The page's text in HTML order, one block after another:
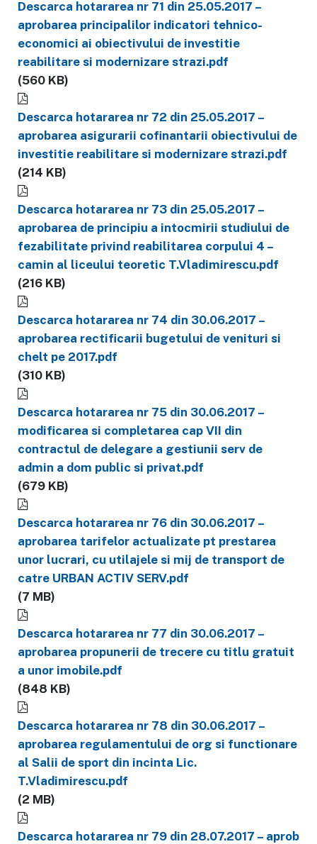
Descarca hotararea nr 71 din 25.05.2017 –
aprobarea principalilor indicatori tehnico-
economici ai obiectivului de investitie
reabilitare si modernizare strazi.pdf
(560 KB)
Descarca hotararea nr 72 din 25.05.2017 –
aprobarea asigurarii cofinantarii obiectivului de
investitie reabilitare si modernizare strazi.pdf
(214 KB)
Descarca hotararea nr 73 din 25.05.2017 –
aprobarea de principiu a intocmirii studiului de
fezabilitate privind reabilitarea corpului 4 –
camin al liceului teoretic T.Vladimirescu.pdf
(216 KB)
Descarca hotararea nr 74 din 30.06.2017 –
aprobarea rectificarii bugetului de venituri si
chelt pe 2017.pdf
(310 KB)
Descarca hotararea nr 75 din 30.06.2017 –
modificarea si completarea cap VII din
contractul de delegare a gestiunii serv de
admin a dom public si privat.pdf
(679 KB)
Descarca hotararea nr 76 din 30.06.2017 –
aprobarea tarifelor actualizate pt prestarea
unor lucrari, cu utilajele si mij de transport de
catre URBAN ACTIV SERV.pdf
(7 MB)
Descarca hotararea nr 77 din 30.06.2017 –
aprobarea propunerii de trecere cu titlu gratuit
a unor imobile.pdf
(848 KB)
Descarca hotararea nr 78 din 30.06.2017 –
aprobarea regulamentului de org si functionare
al Salii de sport din incinta Lic.
T.Vladimirescu.pdf
(2 MB)
Descarca hotararea nr 79 din 28.07.2017 – aprob